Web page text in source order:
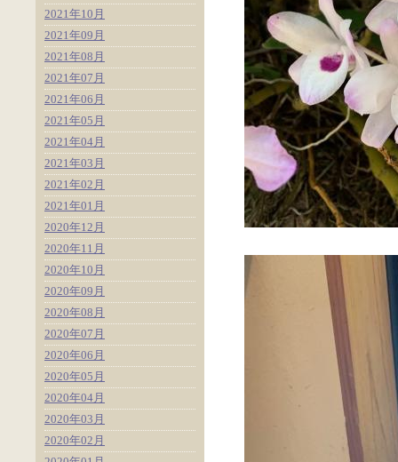
2021年10月
2021年09月
2021年08月
2021年07月
2021年06月
2021年05月
2021年04月
2021年03月
2021年02月
2021年01月
2020年12月
2020年11月
2020年10月
2020年09月
2020年08月
2020年07月
2020年06月
2020年05月
2020年04月
2020年03月
2020年02月